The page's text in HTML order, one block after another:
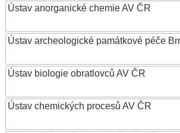
Ústav anorganické chemie AV ČR
Ústav archeologické památkové péče
Ústav biologie obratlovců AV ČR
Ústav chemických procesů AV ČR